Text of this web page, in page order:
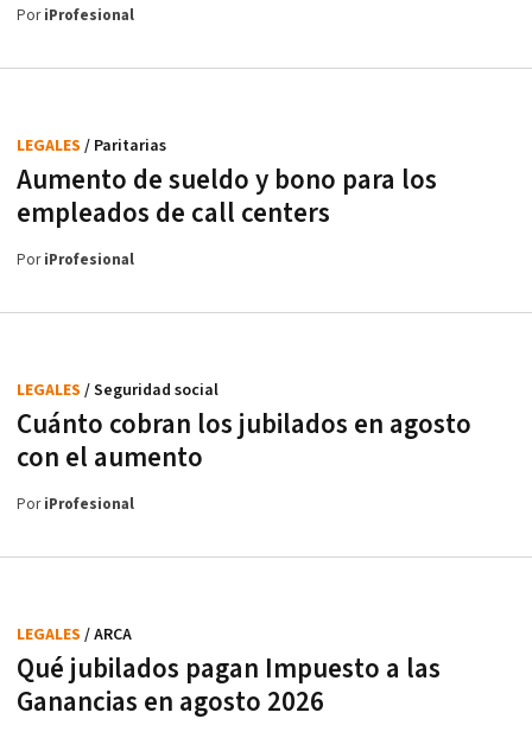
PoriProfesional
Aumento de sueldo y bono para los
empleados de call centers
LEGALES / Paritarias
PoriProfesional
Cuánto cobran los jubilados en agosto
con el aumento
LEGALES / Seguridad social
PoriProfesional
Qué jubilados pagan Impuesto a las
Ganancias en agosto 2026
LEGALES / ARCA